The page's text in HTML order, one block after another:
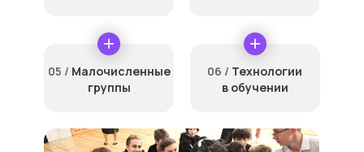
05 / Малочисленные
группы
06 / Технологии
в обучении